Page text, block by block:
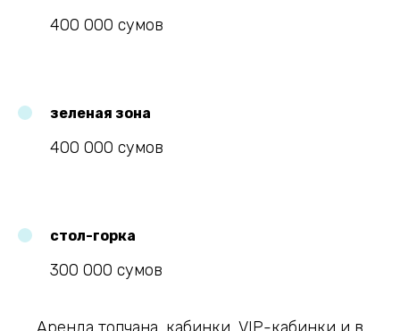
400 000 сумов
зеленая зона
400 000 сумов
стол-горка
300 000 сумов
Аренда топчана, кабинки, VIP-кабинки и в